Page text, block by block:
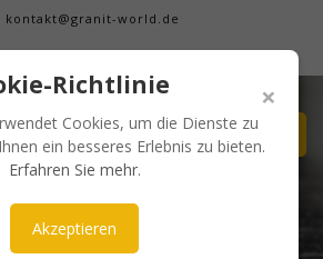
×
Richtlinie
Cookies, um die Dienste zu
ein besseres Erlebnis zu bieten.
Erfahren Sie mehr.
Akzeptieren
kontakt@granit-world.de
UND ZEITLOS